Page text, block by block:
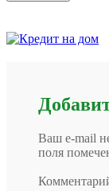
Ваш e-mail
поля